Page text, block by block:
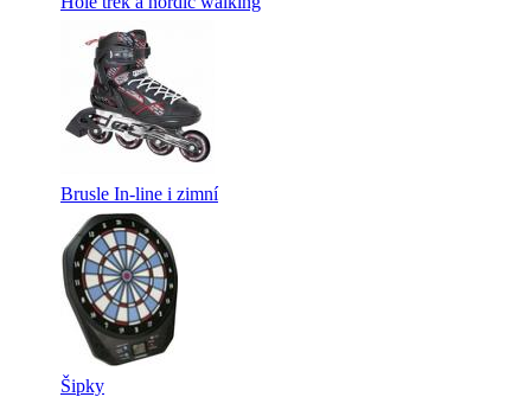
Brusle In-line i zimní
Šipky